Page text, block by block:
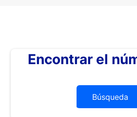
Encontrar el
Búsqueda